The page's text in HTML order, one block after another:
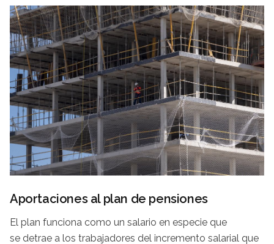
Aportaciones al plan de pensiones
El plan funciona como un salario en especie que
se detrae a los trabajadores del incremento salarial que